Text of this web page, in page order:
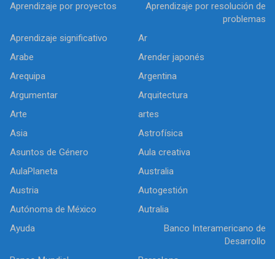
Aprendizaje por proyectos
Aprendizaje por resolución de
problemas
Aprendizaje significativo
Ar
Arabe
Arender japonés
Arequipa
Argentina
Argumentar
Arquitectura
Arte
artes
Asia
Astrofísica
Asuntos de Género
Aula creativa
AulaPlaneta
Australia
Austria
Autogestión
Autónoma de México
Autralia
Ayuda
Banco Interamericano de
Desarrollo